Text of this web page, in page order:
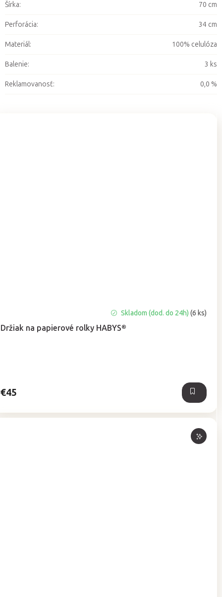
Držiak na papierové rolky HABYS®
hodnotenie
produktu
Skladom (dod. do 24h)(6 ks)
€45
Šírka: 70 cm
Perforácia: 34 cm
Materiál: 100% celulóza
Balenie: 3 ks
Reklamovanosť: 0,0 %